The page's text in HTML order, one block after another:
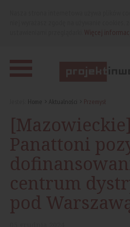
Home Aktualności Przemysł
[Mazowieckie]
Panattoni
centrum
pod